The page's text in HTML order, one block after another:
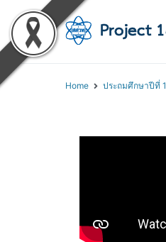
Home ประถมศึกษาปีที่ 1